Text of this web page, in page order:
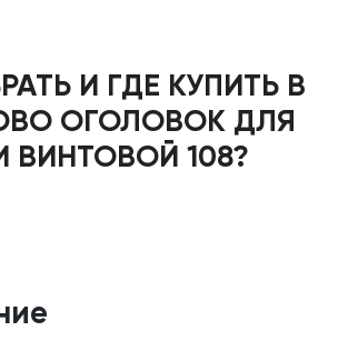
И ГДЕ КУПИТЬ В
ОГОЛОВОК ДЛЯ
ВИНТОВОЙ 108?